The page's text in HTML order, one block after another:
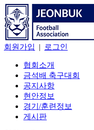
회원가입 | 로그인
협회소개
금석배 축구대회
공지사항
현안정보
경기/훈련정보
게시판